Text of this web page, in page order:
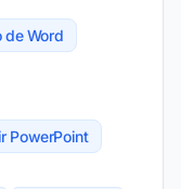
de Word
PowerPoint